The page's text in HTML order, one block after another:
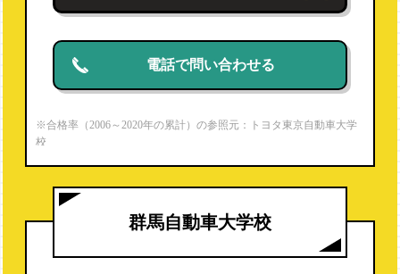
太田自動車大学校
日本自動車大学校（NATS）
水戸自動車大学校
東海工科自動車大学校
国際自動車・ビューティー専門学校
新潟国際自動車大学校
電話で問い合わせる
※合格率（2006～2020年の累計）の参照元：トヨタ東京自動車大学
校
群馬自動車大学校